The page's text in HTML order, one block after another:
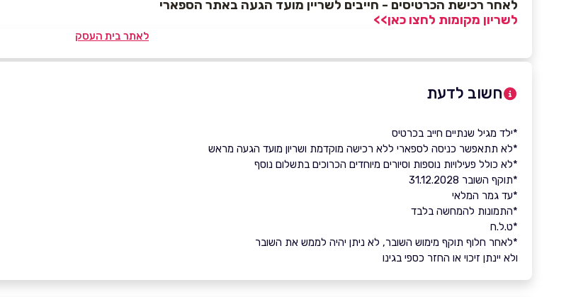
לאחר רכישת הכרטיסים - חייבים לשריין מועד הגעה באתר הספארי
לשריון מקומות לחצו כאן>>
לאתר בית העסק
חשוב לדעת
*ילד מגיל שנתיים חייב בכרטיס
*לא תתאפשר כניסה לספארי ללא רכישה מוקדמת ושריון מועד הגעה מראש
*לא כולל פעילויות נוספות וסיורים מיוחדים הכרוכים בתשלום נוסף
*תוקף השובר 31.12.2028
*עד גמר המלאי
*התמונות להמחשה בלבד
*ט.ל.ח
*לאחר חלוף תוקף מימוש השובר, לא ניתן יהיה לממש את השובר
ולא יינתן זיכוי או החזר כספי בגינו